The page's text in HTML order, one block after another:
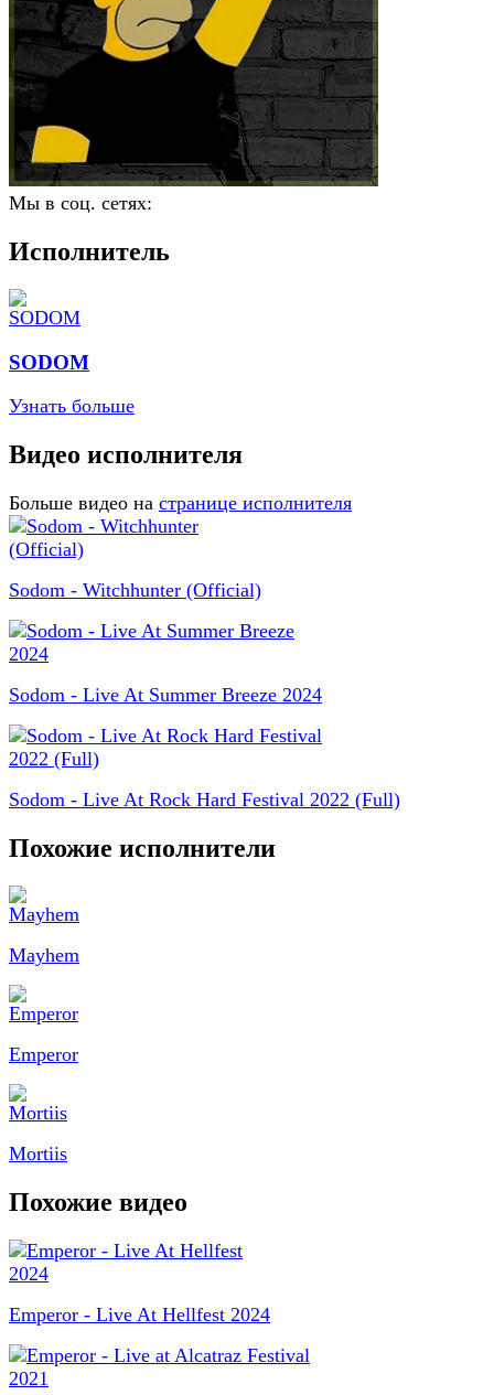
Мы в соц. сетях:
Исполнитель
SODOM
Узнать больше
Видео исполнителя
Больше видео на странице исполнителя
Sodom - Witchhunter (Official)
Sodom - Live At Summer Breeze 2024
Sodom - Live At Rock Hard Festival 2022 (Full)
Похожие исполнители
Mayhem
Emperor
Mortiis
Похожие видео
Emperor - Live At Hellfest 2024